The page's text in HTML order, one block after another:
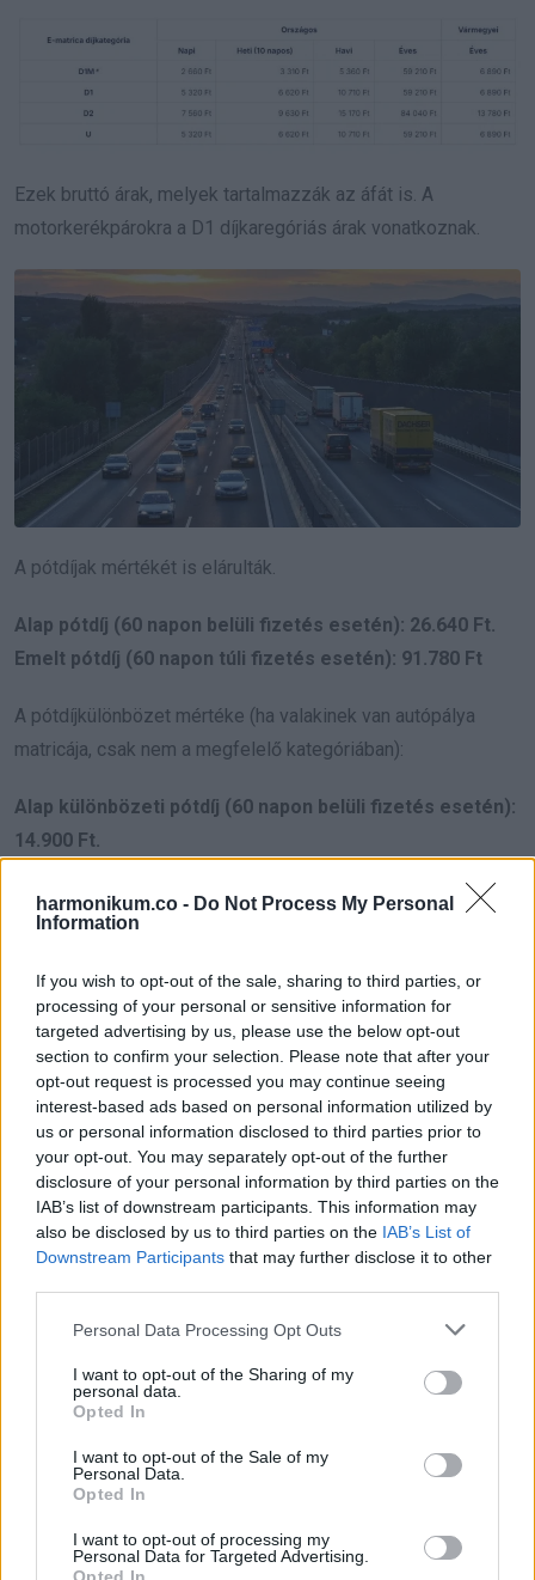
harmonikum.co - Do Not Process My Personal
Information
If you wish to opt-out of the sale, sharing to third parties, or
processing of your personal or sensitive information for
targeted advertising by us, please use the below opt-out
section to confirm your selection. Please note that after your
opt-out request is processed you may continue seeing
interest-based ads based on personal information utilized by
us or personal information disclosed to third parties prior to
your opt-out. You may separately opt-out of the further
disclosure of your personal information by third parties on the
IAB’s list of downstream participants. This information may
also be disclosed by us to third parties on the IAB’s List of
Downstream Participants that may further disclose it to other
Please note that this website/app uses one or more Google
not limited to your visit or usage behaviour. You may click to
grant or deny consent to Google and its third-party tags to
use your data for below specified purposes in below Google
consent section.
Personal Data Processing Opt Outs
I want to opt-out of the Sharing of my
personal data.
Opted In
I want to opt-out of the Sale of my
Personal Data.
Opted In
I want to opt-out of processing my
Personal Data for Targeted Advertising.
Ezek bruttó árak, melyek tartalmazzák az áfát is. A
motorkerékpárokra a D1 díjkaregóriás árak vonatkoznak.
A pótdíjak mértékét is elárulták.
Alap pótdíj (60 napon belüli fizetés esetén): 26.640 Ft.
Emelt pótdíj (60 napon túli fizetés esetén): 91.780 Ft
A pótdíjkülönbözet mértéke (ha valakinek van autópálya
matricája, csak nem a megfelelő kategóriában):
Alap különbözeti pótdíj (60 napon belüli fizetés esetén):
14.900 Ft.
47.180 Ft
Oszd meg ezt a posztot:
WhatsappRedditShare
via
Email
ELŐZŐ POSZT
A vak bolgár jósnő azt is megjósolta, mikor
lesz vége a világnak
KÖVETKEZŐ POSZT